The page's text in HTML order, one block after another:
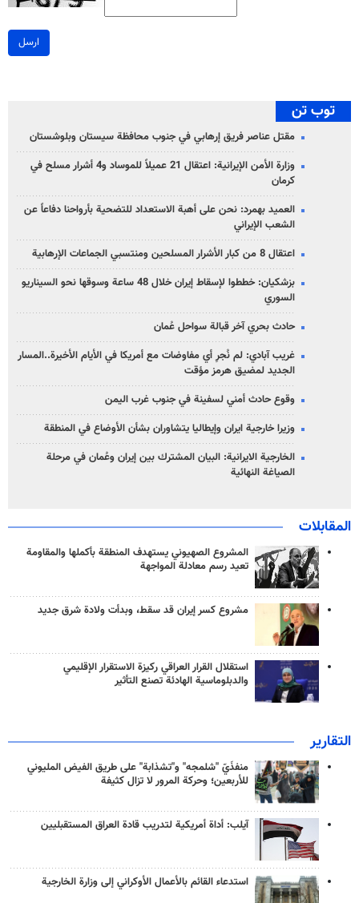
ارسل
توب تن
مقتل عناصر فريق إرهابي في جنوب محافظة سيستان وبلوشستان
وزارة الأمن الإيرانية: اعتقال 21 عميلاً للموساد و4 أشرار مسلح في
كرمان
العميد بهمرد: نحن على أهبة الاستعداد للتضحية بأرواحنا دفاعاً عن
الشعب الإيراني
اعتقال 8 من كبار الأشرار المسلحين ومنتسبي الجماعات الإرهابية
بزشكيان: خططوا لإسقاط إيران خلال 48 ساعة وسوقها نحو السيناريو
السوري
حادث بحري آخر قبالة سواحل عُمان
غريب آبادي: لم نُجرِ أي مفاوضات مع أمريكا في الأيام الأخيرة..المسار
الجديد لمضيق هرمز مؤقت
وقوع حادث أمني لسفينة في جنوب غرب اليمن
وزيرا خارجية ايران وإيطاليا يتشاوران بشأن الأوضاع في المنطقة
الخارجية الايرانية: البيان المشترك بين إيران وعُمان في مرحلة
الصياغة النهائية
المقابلات
المشروع الصهيوني يستهدف المنطقة بأكملها والمقاومة
تعيد رسم معادلة المواجهة
مشروع كسر إيران قد سقط، وبدأت ولادة شرق جديد
استقلال القرار العراقي ركيزة الاستقرار الإقليمي
والدبلوماسية الهادئة تصنع التأثير
التقارير
منفذَيّ "شلمجه" و"تشذابة" على طريق الفيض المليوني
للأربعين؛ وحركة المرور لا تزال كثيفة
آيلب: أداة أمريكية لتدريب قادة العراق المستقبليين
استدعاء القائم بالأعمال الأوكراني إلى وزارة الخارجية